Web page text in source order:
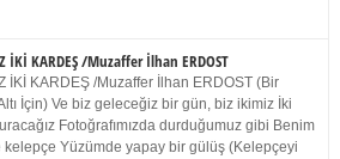
İKİ KARDEŞ /Muzaffer İlhan ERDOST
İKİ KARDEŞ /Muzaffer İlhan ERDOST (Bir
İçin) Ve biz geleceğiz bir gün, biz ikimiz İki
Fotoğrafımızda durduğumuz gibi Benim
kelepçe Yüzümde yapay bir gülüş (Kelepçeyi